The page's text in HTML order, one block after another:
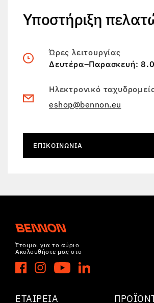
Υποστήριξη
Ώρες λειτουργίας
Δευτέρα–Παρασκευή:
Ηλεκτρονικό
eshop@bennon.eu
ΕΠΙΚΟΙΝΩΝΊΑ
Έτοιμοι για το αύριο
Ακολουθήστε μας στο
ΕΤΑΙΡΕΊΑ